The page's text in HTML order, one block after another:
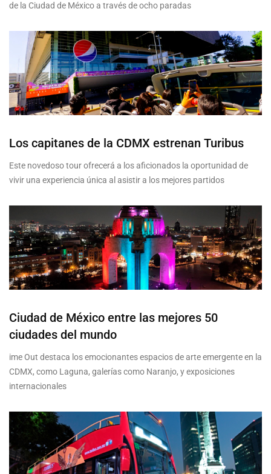
de la Ciudad de México a través de ocho paradas
Los capitanes de la CDMX estrenan Turibus
Este novedoso tour ofrecerá a los aficionados la oportunidad de
vivir una experiencia única al asistir a los mejores partidos
Ciudad de México entre las mejores 50
ciudades del mundo
ime Out destaca los emocionantes espacios de arte emergente en la
CDMX, como Laguna, galerías como Naranjo, y exposiciones
internacionales